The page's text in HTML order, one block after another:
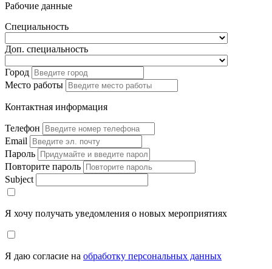
Рабочие данные
Специальность
Доп. специальность
Город
Место работы
Контактная информация
Телефон
Email
Пароль
Повторите пароль
Subject
Я хочу получать уведомления о новых мероприятиях
Я даю согласие на обработку персональных данных